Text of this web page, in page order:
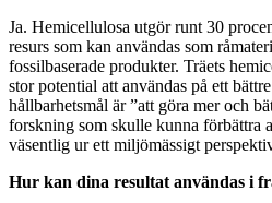
Ja. Hemicellulosa utgör runt 30
resurs som kan användas som
fossilbaserade produkter. Träets
stor potential att användas på ett
hållbarhetsmål är ”att göra mer och
forskning som skulle kunna förbättra
väsentlig ur ett miljömässigt
Hur kan dina resultat användas i